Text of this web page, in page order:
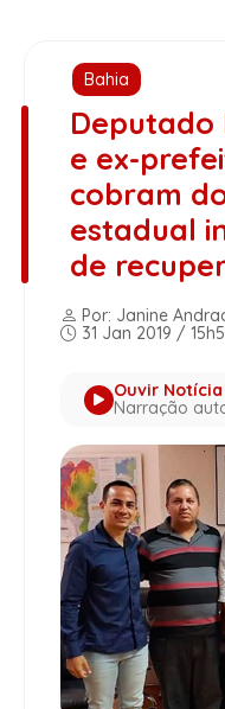
Bahia
Deputado
e ex-
cobram
estadual
de
Por: Janine
31 Jan 2019 /
Ouvir Notícia
Narração